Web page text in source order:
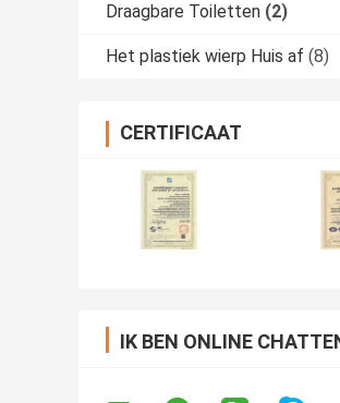
Draagbare Toiletten (2)
Het plastiek wierp Huis af (8)
CERTIFICAAT
IK BEN ONLINE